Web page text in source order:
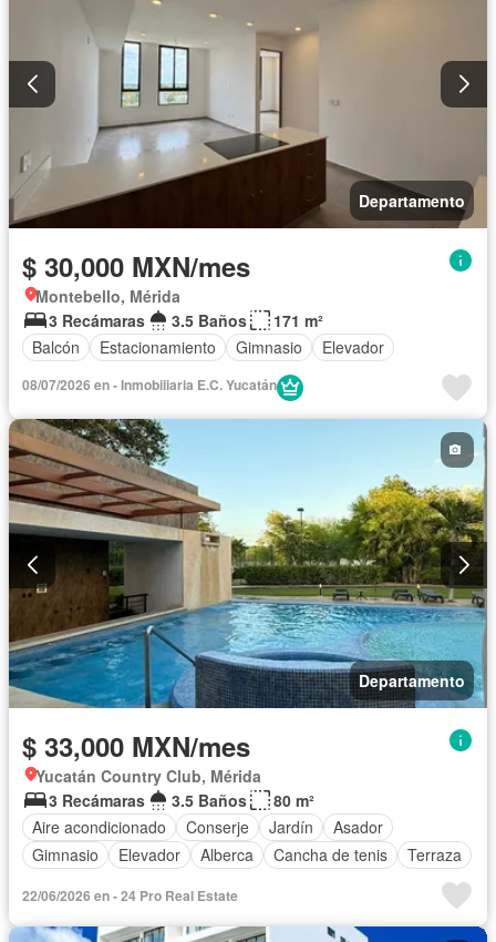
Departamento
$ 30,000 MXN/mes
Montebello, Mérida
3 Recámaras
3.5 Baños
171 m²
Balcón
Estacionamiento Gimnasio Elevador
08/07/2026 en - Inmobiliaria E.C. Yucatán
Departamento
$ 33,000 MXN/mes
Yucatán Country Club, Mérida
3 Recámaras
3.5 Baños
80 m²
Aire acondicionado
Conserje Jardín
Asador
Gimnasio
Elevador Alberca Cancha de tenis Terraza
22/06/2026 en - 24 Pro Real Estate